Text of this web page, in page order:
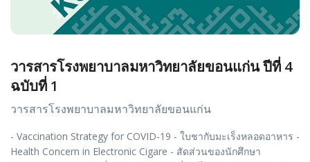
วารสารโรงพยาบาลมหาวิทยาลัยขอนแก่น ปีที่ 4
ฉบับที่ 1
วารสารโรงพยาบาลมหาวิทยาลัยขอนแก่น
- Vaccination Strategy for COVID-19 - ใบชากับมะเร็งหลอดอาหาร -
Health Concern in Electronic Cigare - สัดส่วนของนักศึกษา